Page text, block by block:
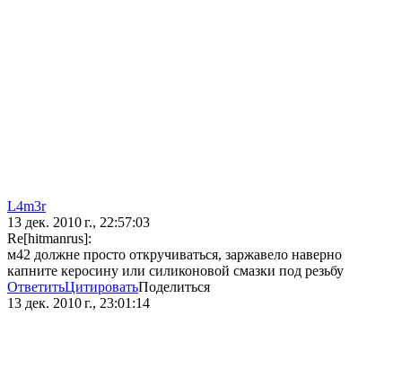
L4m3r
13 дек. 2010 г., 22:57:03
Re[hitmanrus]:
м42 должне просто откручиваться, заржавело наверно
капните керосину или силиконовой смазки под резьбу
ОтветитьЦитироватьПоделиться
13 дек. 2010 г., 23:01:14